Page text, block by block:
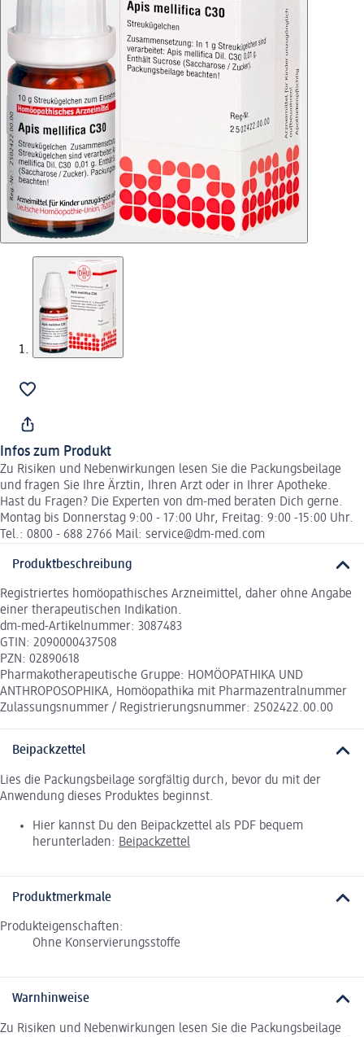
Infos zum Produkt
Zu Risiken und Nebenwirkungen lesen Sie die Packungsbeilage
und fragen Sie Ihre Ärztin, Ihren Arzt oder in Ihrer Apotheke.
Hast du Fragen? Die Experten von dm-med beraten Dich gerne.
Montag bis Donnerstag 9:00 - 17:00 Uhr, Freitag: 9:00 -15:00 Uhr.
Tel.: 0800 - 688 2766 Mail: service@dm-med.com
Produktbeschreibung
Registriertes homöopathisches Arzneimittel, daher ohne Angabe
einer therapeutischen Indikation.
dm-med-Artikelnummer: 3087483
GTIN: 2090000437508
PZN: 02890618
Pharmakotherapeutische Gruppe: HOMÖOPATHIKA UND
ANTHROPOSOPHIKA, Homöopathika mit Pharmazentralnummer
Zulassungsnummer / Registrierungsnummer: 2502422.00.00
Beipackzettel
Lies die Packungsbeilage sorgfältig durch, bevor du mit der
Anwendung dieses Produktes beginnst.
Hier kannst Du den Beipackzettel als PDF bequem
herunterladen: Beipackzettel
Produktmerkmale
Produkteigenschaften:
Ohne Konservierungsstoffe
Warnhinweise
Zu Risiken und Nebenwirkungen lesen Sie die Packungsbeilage